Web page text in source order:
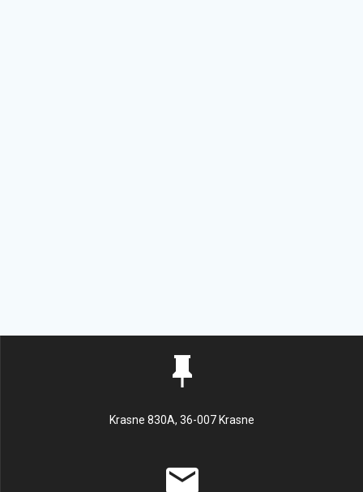
Krasne 830A, 36-007 Krasne